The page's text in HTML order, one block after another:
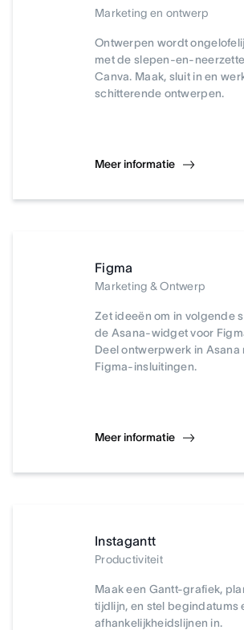
Marketing en ontwerp
Ontwerpen wordt
met de slepen-en-
Canva. Maak, sluit in en
schitterende ontwerpen.
Meer informatie
Figma
Marketing & Ontwerp
Zet ideeën om in volgende
de Asana-widget voor
Deel ontwerpwerk in Asana
Figma-insluitingen.
Meer informatie
Instagantt
Productiviteit
Maak een Gantt-grafiek,
tijdlijn, en stel begindatums
afhankelijkheidslijnen in.